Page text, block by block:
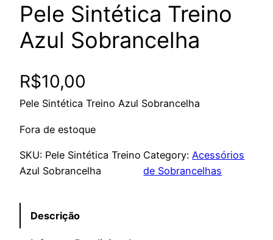
Pele Sintética Treino
Azul Sobrancelha
R$10,00
Pele Sintética Treino Azul Sobrancelha
Fora de estoque
SKU: Pele Sintética Treino
Azul Sobrancelha
Category: Acessórios
de Sobrancelhas
Descrição